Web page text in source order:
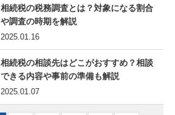
2025.01.16
相続税の税務調査とは？対象になる割合
や調査の時期を解説
2025.01.07
相続税の相談先はどこがおすすめ？相談
できる内容や事前の準備も解説